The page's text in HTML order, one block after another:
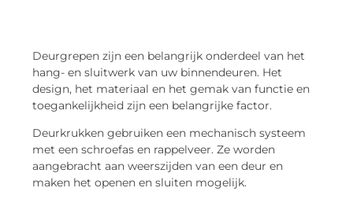
Deurgrepen zijn een belangrijk onderdeel van het
hang- en sluitwerk van uw binnendeuren. Het
design, het materiaal en het gemak van functie en
toegankelijkheid zijn een belangrijke factor.
Deurkrukken gebruiken een mechanisch systeem
met een schroefas en rappelveer. Ze worden
aangebracht aan weerszijden van een deur en
maken het openen en sluiten mogelijk.